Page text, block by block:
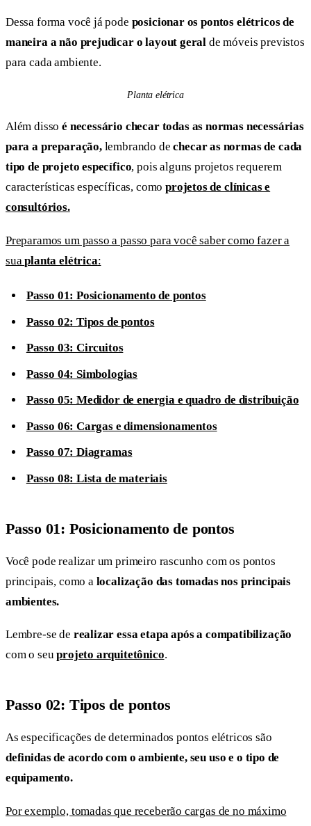
Dessa forma você já pode posicionar os pontos elétricos de
maneira a não prejudicar o layout geral de móveis previstos
para cada ambiente.
Planta elétrica
Além dissoé necessário checar todas as normas necessárias
para a preparação,lembrando dechecar as normas de cada
tipo de projeto específico, pois alguns projetos requerem
características específicas, comoprojetos de clínicas e
consultórios.
Preparamos um passo a passo para você saber como fazer a
suaplanta elétrica:
Passo 01: Posicionamento de pontos
Passo 02: Tipos de pontos
Passo 03: Circuitos
Passo 04: Simbologias
Passo 05: Medidor de energia e quadro de distribuição
Passo 06: Cargas e dimensionamentos
Passo 07: Diagramas
Passo 08: Lista de materiais
Passo 01: Posicionamento de pontos
Você pode realizar um primeiro rascunho com os pontos
principais, como a localização das tomadas nos principais
ambientes.
Lembre-se de realizar essa etapa após a compatibilização
com o seuprojeto arquitetônico.
Passo 02: Tipos de pontos
As especificações de determinados pontos elétricos são
definidas de acordo com o ambiente, seu uso e o tipo de
equipamento.
Por exemplo, tomadas que receberão cargas de no máximo